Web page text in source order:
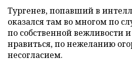
Тургенев, попавший в
оказался там во многом по
по собственной вежливости
нравиться, по нежеланию
несогласием.